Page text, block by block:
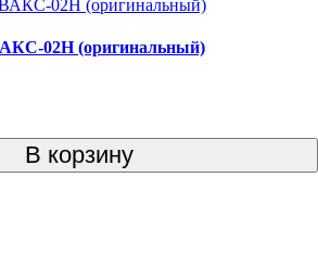
02Н (оригинальный)
В корзину